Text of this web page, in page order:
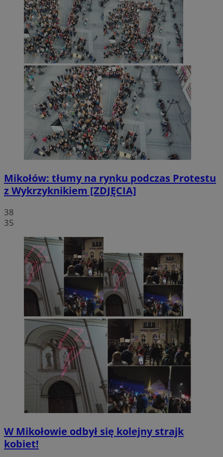
Mikołów: tłumy na rynku podczas Protestu
z Wykrzyknikiem [ZDJĘCIA]
38
35
W Mikołowie odbył się kolejny strajk
kobiet!